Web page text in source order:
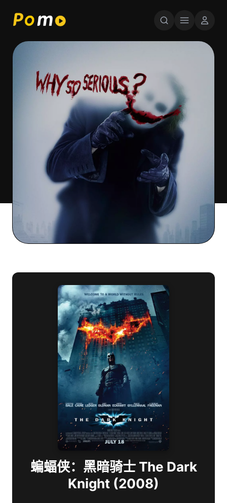
蝙蝠侠：黑暗骑士 The Dark
Knight (2008)